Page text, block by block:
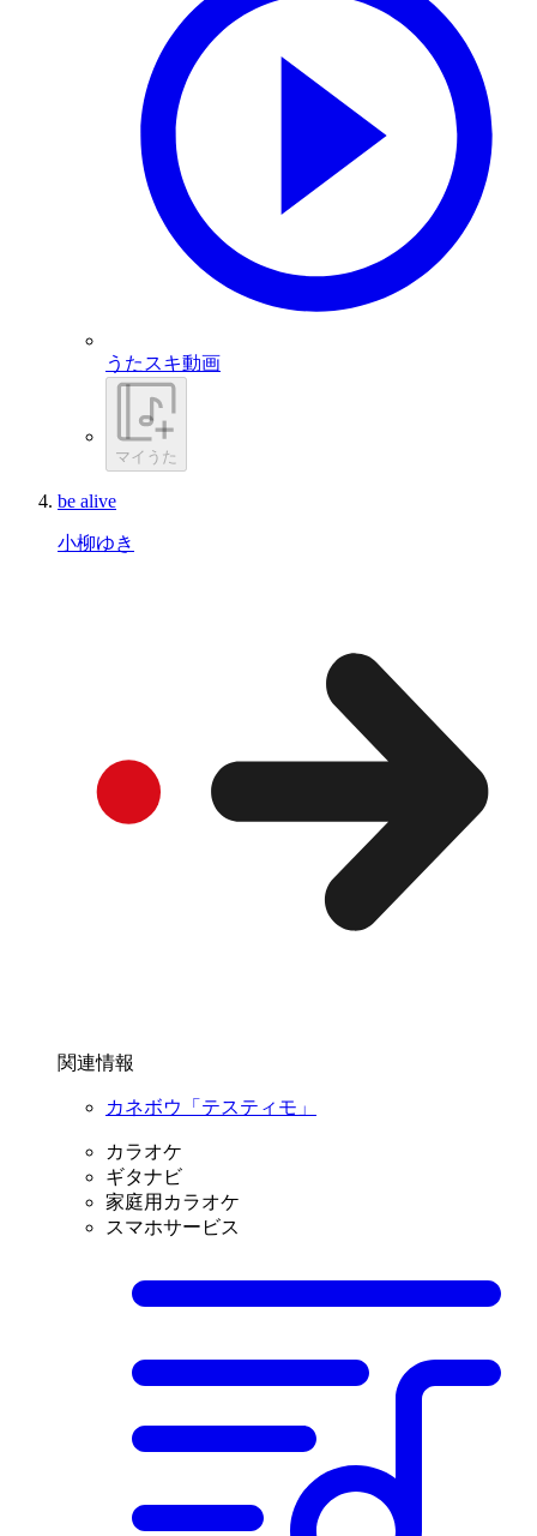
うたスキ動画
マイうた
be alive
小柳ゆき
関連情報
カネボウ「テスティモ」
カラオケ
ギタナビ
家庭用カラオケ
スマホサービス